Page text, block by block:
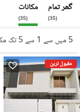
گھر تمام
(
35
)
مکانات
(
35
)
5 میں سے 1 سے 5 تک مکانات
مقبول ترین